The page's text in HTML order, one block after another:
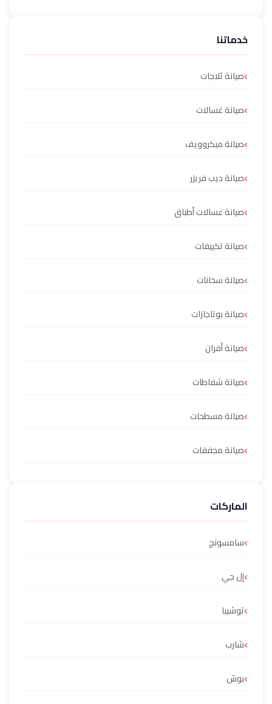
خدماتنا
صيانة ثلاجات
صيانة غسالات
صيانة ميكروويف
صيانة ديب فريزر
صيانة غسالات أطباق
صيانة تكييفات
صيانة سخانات
صيانة بوتاجازات
صيانة أفران
صيانة شفاطات
صيانة مسطحات
صيانة مجففات
الماركات
سامسونج
إل جي
توشيبا
شارب
بوش